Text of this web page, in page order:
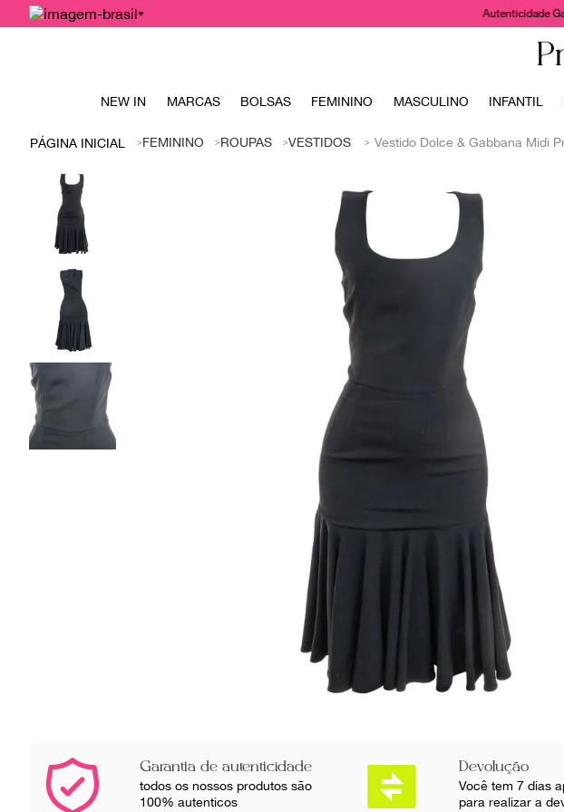
Autenticidade
TERMOS
º
º
6
7
10
NEW IN MARCAS BOLSAS FEMININO MASCULINO INFANTIL
FEMININO ROUPAS VESTIDOS Vestido Dolce & Gabbana Midi
Garantia de autenticidade
todos os nossos produtos são
100% autenticos
Devolução
Você tem 7 dias
para realizar a